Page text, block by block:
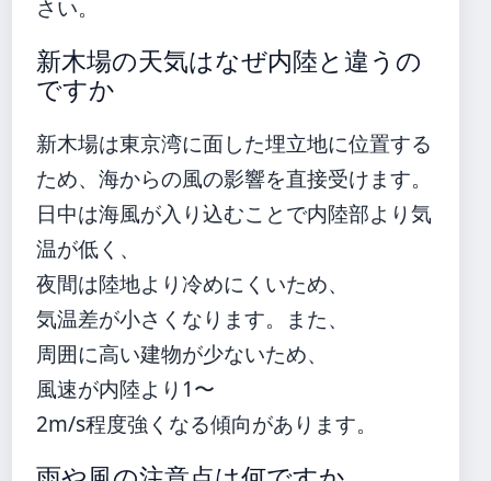
さい。
新木場の天気はなぜ内陸と違うの
ですか
新木場は東京湾に面した埋立地に位置する
ため、海からの風の影響を直接受けます。
日中は海風が入り込むことで内陸部より気
温が低く、
夜間は陸地より冷めにくいため、
気温差が小さくなります。また、
周囲に高い建物が少ないため、
風速が内陸より1〜
2m/s程度強くなる傾向があります。